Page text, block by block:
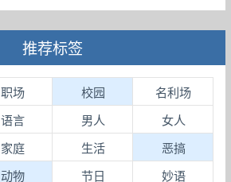
推荐标签
职场 校园 名利场
语言 男人 女人
家庭 生活 恶搞
动物 节日 妙语